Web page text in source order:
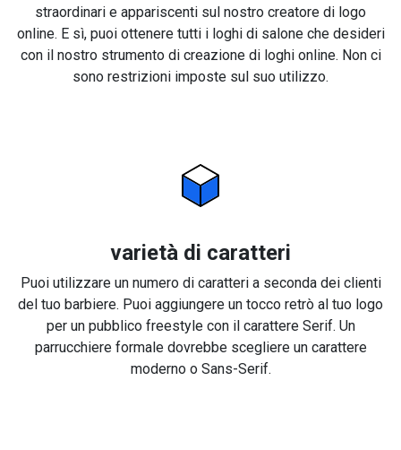
straordinari e appariscenti sul nostro creatore di logo
online. E sì, puoi ottenere tutti i loghi di salone che desideri
con il nostro strumento di creazione di loghi online. Non ci
sono restrizioni imposte sul suo utilizzo.
varietà di caratteri
Puoi utilizzare un numero di caratteri a seconda dei clienti
del tuo barbiere. Puoi aggiungere un tocco retrò al tuo logo
per un pubblico freestyle con il carattere Serif. Un
parrucchiere formale dovrebbe scegliere un carattere
moderno o Sans-Serif.